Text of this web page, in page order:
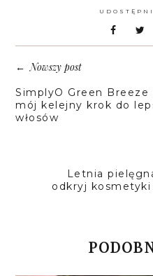
← Nowszy post
SimplyO Green
mój kelejny krok do
włosów
Letnia
odkryj kosmetyki